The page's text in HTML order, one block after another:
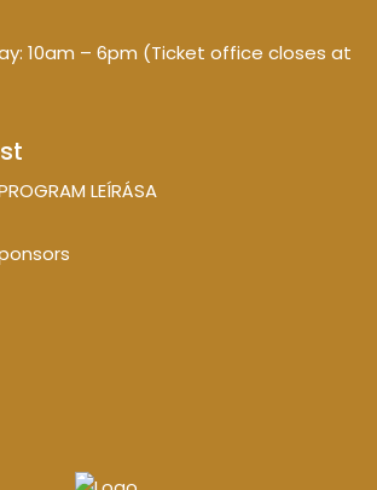
10am – 6pm (Ticket office closes at
LEÍRÁSA